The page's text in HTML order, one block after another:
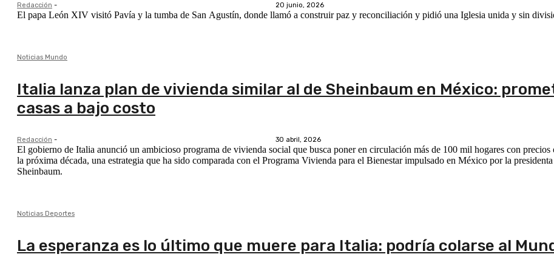
Redacción - 20 junio, 2026
El papa León XIV visitó Pavía y la tumba de San Agustín, donde llamó a construir paz y reconciliación y pidió una Iglesia unida y sin
Noticias Mundo
Italia lanza plan de vivienda similar al de Sheinbaum en México:
casas a bajo costo
Redacción - 30 abril, 2026
El gobierno de Italia anunció un ambicioso programa de vivienda social que busca poner en circulación más de 100 mil hogares con precios
la próxima década, una estrategia que ha sido comparada con el Programa Vivienda para el Bienestar impulsado en México por la
Sheinbaum.
Noticias Deportes
La esperanza es lo último que muere para Italia: podría colarse al